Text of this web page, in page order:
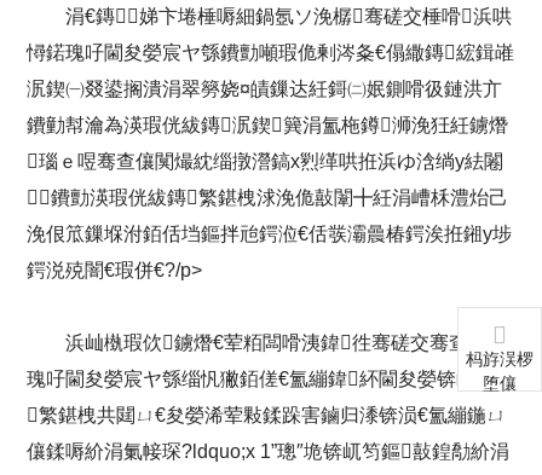
涓€鏄娣卞埢棰嗕細鍋氬ソ浼樼骞磋交棰嗗浜哄
憳鍩瑰吇閫夋嫈宸ヤ綔鐨勯噸瑕佹剰涔夈€傝繖鏄綋鍓嶉
泦鍥㈠叕鍙搁潰涓翠簩娆¤皟鏁达紝鎶㈡姄鍘嗗彶鏈洪亣
鐨勭幇瀹為渶瑕侊紱鏄泦鍥簨涓氳柂鐏浉浼狅紝鐪熸
瑙ｅ喅骞查儴闃熶紞缁撴瀯鎬х煭缂哄拰浜ゆ浛绱у紶闂
鐨勯渶瑕侊紱鏄繁鍖栧浗浼佹敼闈╋紝涓嶆柇澧炲己
浼佷笟鏁堢泭銆佸垱鏂拌兘鍔涖€佸彂灞曟椿鍔涘拰鎺у埗
鍔涚殑闇€瑕併€?/p>
浜屾槸瑕佽鐪熸€荤粨闆嗗洟鍏徃骞磋交骞查儴鍩
瑰吇閫夋嫈宸ヤ綔缁忛獙銆傞€氳繃鍏紑閫夋嫈锛屼笉鏂
繁鍖栧共閮ㄩ€夋嫈浠荤敤鍒跺害鏀归潻锛涢€氳繃鍦ㄩ
儴鍒嗕紒涓氭帹琛?ldquo;x 1”璁″垝锛屼笉鏂敼鍠勪紒涓
杩斿洖椤
堕儴